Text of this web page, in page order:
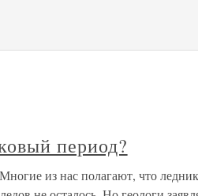
период?
из нас полагают, что